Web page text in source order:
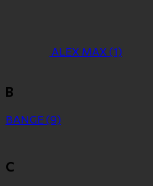
ALEX MAX (1)
B
BANGE (9)
C